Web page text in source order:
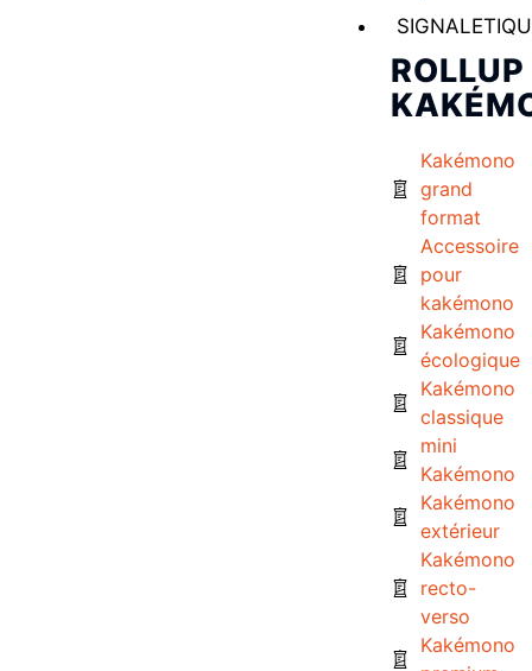
ROLLUP
Kakémono
grand
format
Accessoire
pour
kakémono
Kakémono
écologique
Kakémono
classique
mini
Kakémono
Kakémono
extérieur
Kakémono
recto-
verso
Kakémono